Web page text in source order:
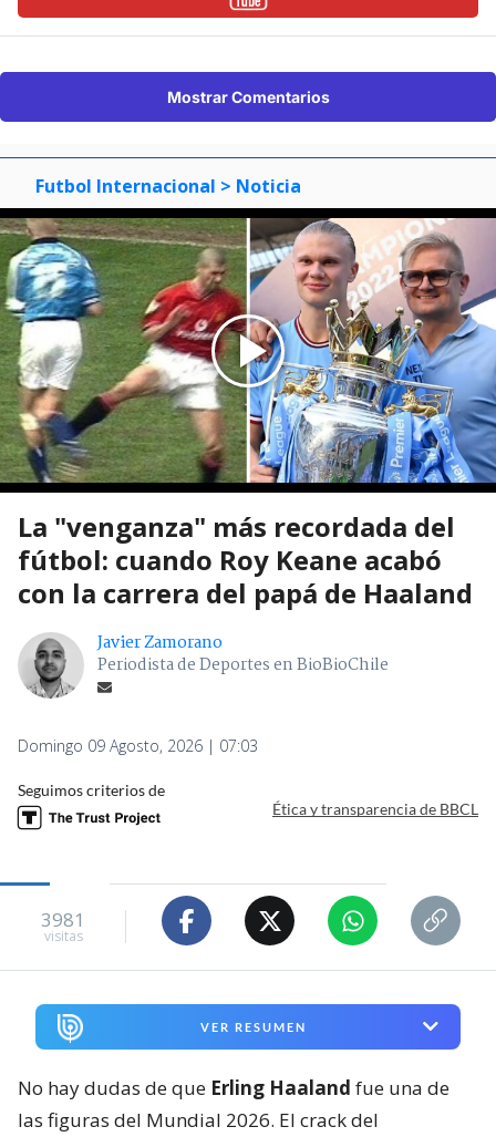
Mostrar Comentarios
Futbol Internacional > Noticia
La "venganza" más recordada del
fútbol: cuando Roy Keane acabó
con la carrera del papá de Haaland
Javier Zamorano
Periodista de Deportes en BioBioChile
Domingo 09 Agosto, 2026 | 07:03
Seguimos criterios de
Ética y transparencia de BBCL
3981
visitas
VER RESUMEN
No hay dudas de que Erling Haaland fue una de
las figuras del Mundial 2026. El crack del